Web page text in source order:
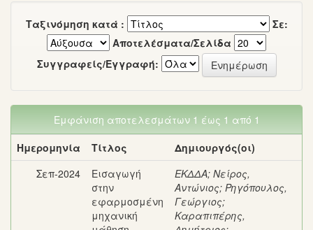
Ταξινόμηση κατά :
Σε:
Αποτελέσματα/Σελίδα
Συγγραφείς/Εγγραφή:
Εμφάνιση αποτελεσμάτων 1 έως 1 από 1
Ημερομηνία
Τίτλος
Δημιουργός(οι)
Σεπ-2024
Εισαγωγή
στην
εφαρμοσμένη
μηχανική
ΕΚΔΔΑ; Νείρος,
Αντώνιος; Ρηγόπουλος,
Γεώργιος;
Καραπιπέρης,